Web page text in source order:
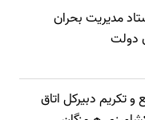
هرمزگان
تا
مدیریت بحران
دولت
تکریم دبیرکل اتاق